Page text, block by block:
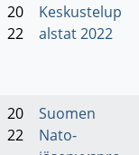
20
22
Keskustelup
alstat 2022
20
22
Suomen
Nato-